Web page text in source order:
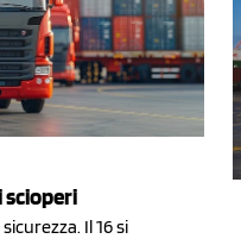
scioperi
Il 16 si